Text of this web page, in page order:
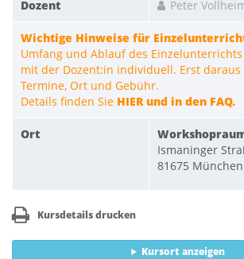
Dozent Peter
Wichtige Hinweise für
Umfang und Ablauf des
mit der Dozent:in individuell. Erst daraus
Termine, Ort und Gebühr.
Details finden Sie HIER und in den FAQ.
Ort
Ismaninger
81675 München
Kursdetails drucken
Kursort anzeigen